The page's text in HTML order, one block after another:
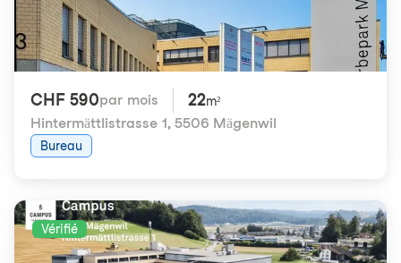
CHF 590par mois 22m²
Hintermättlistrasse 1, 5506 Mägenwil
Bureau
Vérifié